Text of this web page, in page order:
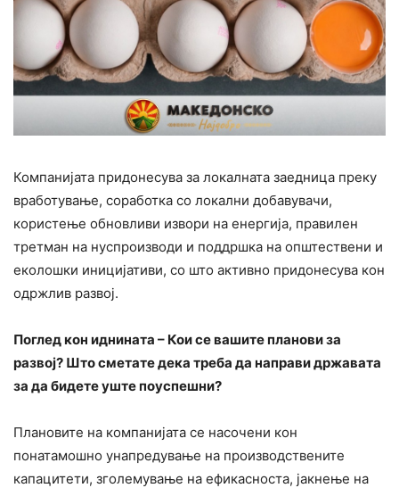
Компанијата придонесува за локалната заедница преку
вработување, соработка со локални добавувачи,
користење обновливи извори на енергија, правилен
третман на нуспроизводи и поддршка на општествени и
еколошки иницијативи, со што активно придонесува кон
одржлив развој.
Поглед кон иднината – Кои се вашите планови за
развој? Што сметате дека треба да направи државата
за да бидете уште поуспешни?
Плановите на компанијата се насочени кон
понатамошно унапредување на производствените
капацитети, зголемување на ефикасноста, јакнење на